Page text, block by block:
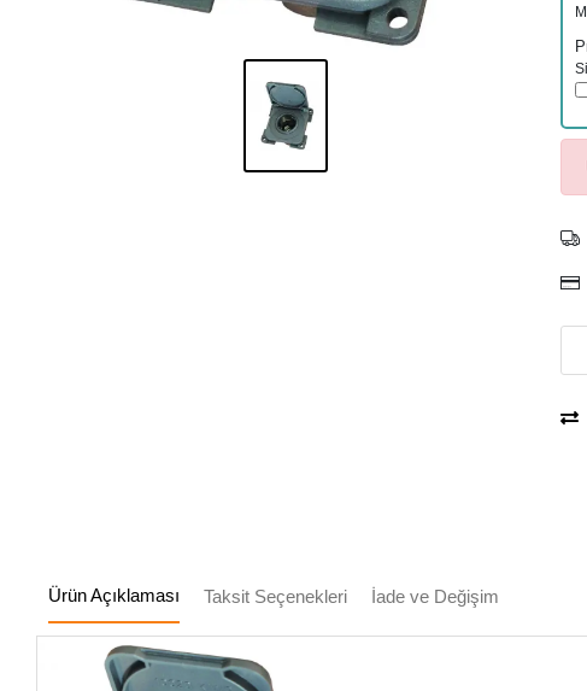
Ürün Açıklaması Taksit Seçenekleri İade ve Değişim